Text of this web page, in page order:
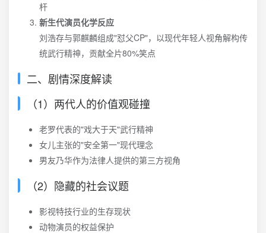
杆
新生代演员化学反应
刘浩存与郭麒麟组成"怼父CP"，以现代年轻人视角解构传
统武行精神，贡献全片80%笑点
二、剧情深度解读
（1）两代人的价值观碰撞
老罗代表的"戏大于天"武行精神
女儿主张的"安全第一"现代理念
男友乃华作为法律人提供的第三方视角
（2）隐藏的社会议题
影视特技行业的生存现状
动物演员的权益保护